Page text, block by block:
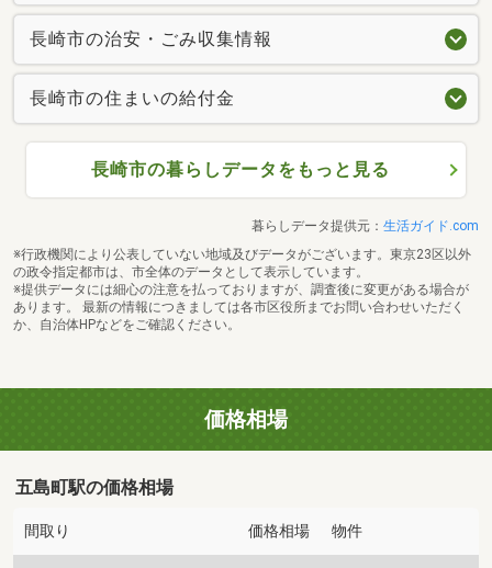
長崎市の治安・ごみ収集情報
長崎市の住まいの給付金
長崎市の暮らしデータをもっと見る
暮らしデータ提供元： 生活ガイド.com
※行政機関により公表していない地域及びデータがございます。東京23区以外
の政令指定都市は、市全体のデータとして表示しています。
※提供データには細心の注意を払っておりますが、調査後に変更がある場合が
あります。 最新の情報につきましては各市区役所までお問い合わせいただく
か、自治体HPなどをご確認ください。
価格相場
五島町駅の価格相場
間取り 価格相場 物件